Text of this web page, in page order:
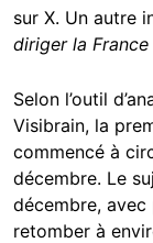
sur X. Un autre
diriger la France
Selon l’outil
Visibrain, la
commencé à
décembre. Le
décembre, avec
retomber à